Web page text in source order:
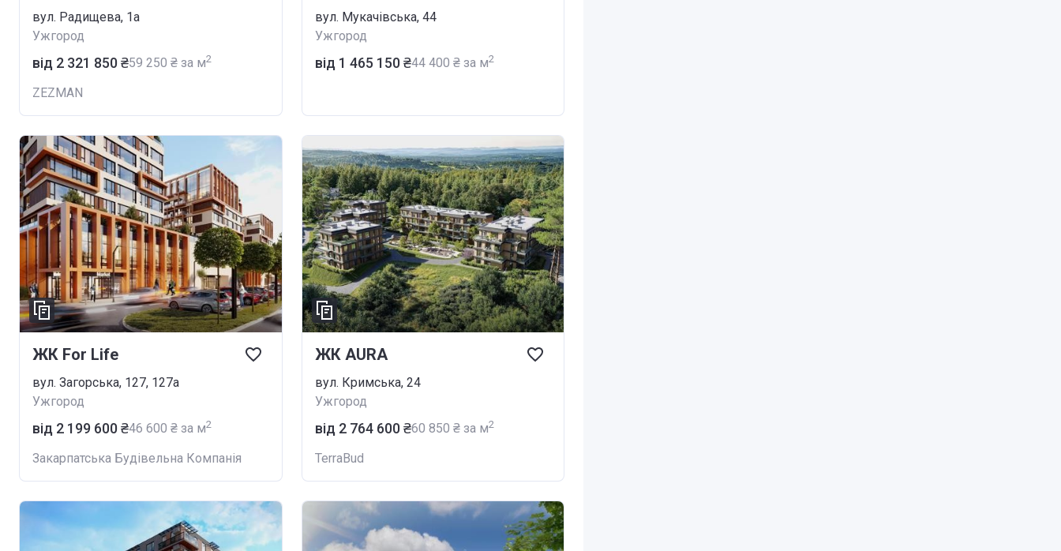
вул. Радищева, 1а
Ужгород
від ‍2 321 850 ₴‍59 250 ₴ за м2
ZEZMAN
вул. Мукачівська, 44
Ужгород
від ‍1 465 150 ₴‍44 400 ₴ за м2
ЖК For Life
вул. Загорська, 127, 127а
Ужгород
від ‍2 199 600 ₴‍46 600 ₴ за м2
Закарпатська Будівельна Компанія
ЖК AURA
вул. Кримська, 24
Ужгород
від ‍2 764 600 ₴‍60 850 ₴ за м2
TerraBud